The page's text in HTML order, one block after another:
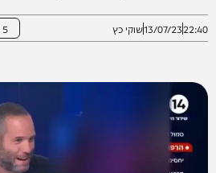
22:40
13/07/23שוקי כץ 5 תגובות